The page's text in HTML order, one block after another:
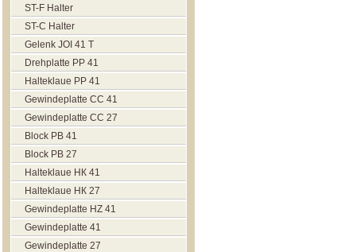
ST-F Halter
ST-C Halter
Gelenk JOI 41 T
Drehplatte PP 41
Halteklaue РР 41
Gewindeplatte CC 41
Gewindeplatte CC 27
Block РВ 41
Block РВ 27
Halteklaue НК 41
Halteklaue НК 27
Gewindeplatte HZ 41
Gewindeplatte 41
Gewindeplatte 27